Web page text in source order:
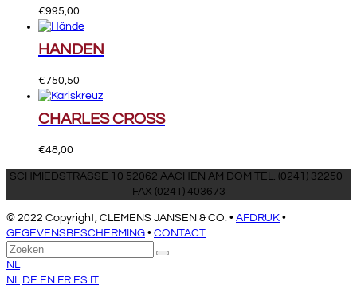
€995,00
HANDEN
€750,50
CHARLES CROSS
€48,00
SCHMIEDSTRASSE 10 52062 AACHEN AM DOM TEL. (0241) 32250 ·
FAX (0241) 403673
© 2022 Copyright, CLEMENS JANSEN & CO. • AFDRUK •
GEGEVENSBESCHERMING • CONTACT
Terug
naar
boven
Zoeken
Verzenden
NL
NL DE EN FR ES IT